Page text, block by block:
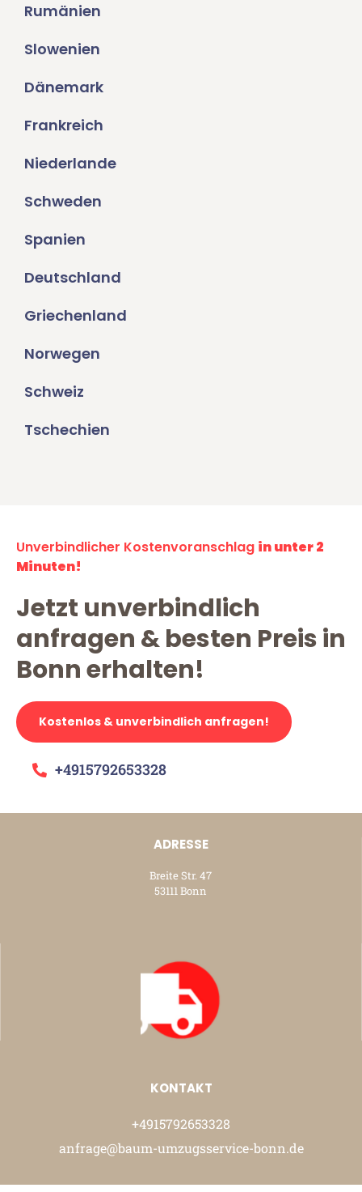
Rumänien
Slowenien
Dänemark
Frankreich
Niederlande
Schweden
Spanien
Deutschland
Griechenland
Norwegen
Schweiz
Tschechien
Unverbindlicher Kostenvoranschlag in unter 2
Minuten!
Jetzt unverbindlich
anfragen & besten Preis in
Bonn erhalten!
Kostenlos & unverbindlich anfragen!
+4915792653328
ADRESSE
Breite Str. 47
53111 Bonn
KONTAKT
+4915792653328
anfrage@baum-umzugsservice-bonn.de